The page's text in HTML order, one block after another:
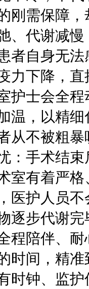
刚需保障
、代谢减
者自身无
力下降，
护士会全
温，以精
从不被粗
：手术结
室有着严
医护人员
逐步代谢
程陪伴、
时间，精
时钟、监